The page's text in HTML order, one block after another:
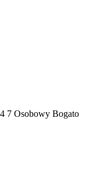
7 Osobowy Bogato